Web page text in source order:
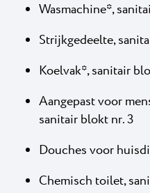
Wasmachine*,
Strijkgedeelte,
Koelvak*, sanitair
Aangepast voor
sanitair blokt nr. 3
Douches voor
Chemisch toilet,